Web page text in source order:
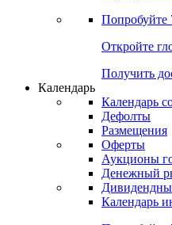
Попробуйте
Откройте
Получить
Календарь
Календарь
Дефолты
Размещения
Оферты
Аукционы
Денежный
Календарь